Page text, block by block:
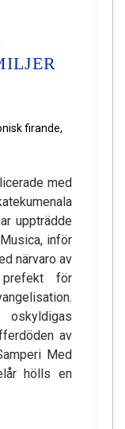
firande,
med
uppträdde
inför
närvaro av
prefekt för
av
Med
hölls en